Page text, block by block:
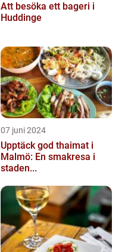
Att besöka ett bageri i
Huddinge
07 juni 2024
Upptäck god thaimat i
Malmö: En smakresa i
staden...